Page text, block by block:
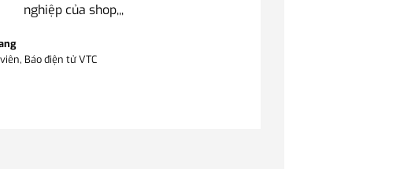
nghiệp của shop,,,
Báo điện tử VTC